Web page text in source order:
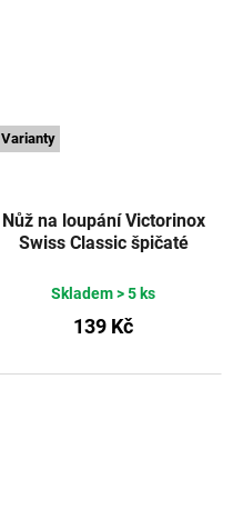
Varianty
Nůž na loupání Victorinox
Swiss Classic špičaté
fialovýVICTORINOX
Skladem> 5 ks
139 Kč